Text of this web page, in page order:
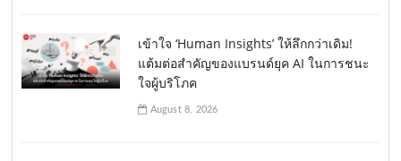
เข้าใจ ‘Human Insights’ ให้ลึกกว่าเดิม!
แต้มต่อสำคัญของแบรนด์ยุค AI ในการชนะ
ใจผู้บริโภค
August 8, 2026